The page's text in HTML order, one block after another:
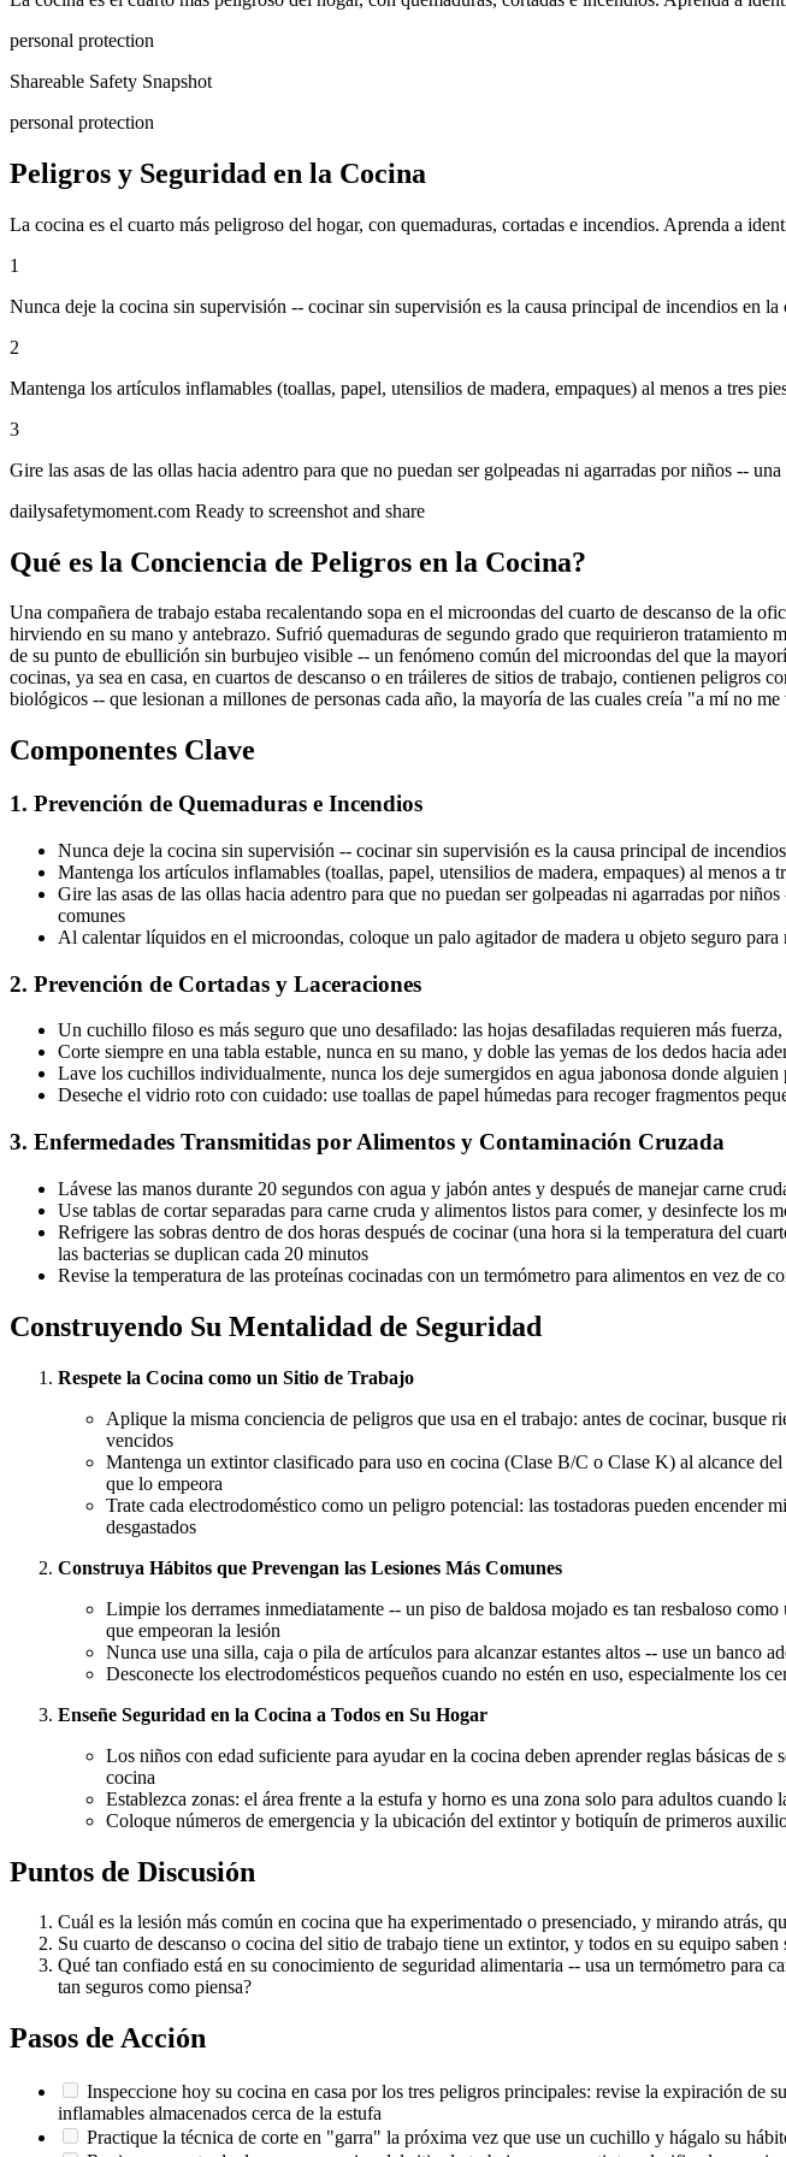
personal protection
Shareable Safety Snapshot
personal protection
Peligros y Seguridad en la Cocina
La cocina es el cuarto más peligroso del hogar, con quemaduras, cortadas e incendios. Aprenda a
1
Nunca deje la cocina sin supervisión -- cocinar sin supervisión es la causa principal de incendios en
2
Mantenga los artículos inflamables (toallas, papel, utensilios de madera, empaques) al menos a tres
3
Gire las asas de las ollas hacia adentro para que no puedan ser golpeadas ni agarradas por niños --
dailysafetymoment.com Ready to screenshot and share
Qué es la Conciencia de Peligros en la Cocina?
Una compañera de trabajo estaba recalentando sopa en el microondas del cuarto de descanso de la
hirviendo en su mano y antebrazo. Sufrió quemaduras de segundo grado que requirieron
de su punto de ebullición sin burbujeo visible -- un fenómeno común del microondas del que la
cocinas, ya sea en casa, en cuartos de descanso o en tráileres de sitios de trabajo, contienen
biológicos -- que lesionan a millones de personas cada año, la mayoría de las cuales creía "a mí no me
Componentes Clave
1. Prevención de Quemaduras e Incendios
Nunca deje la cocina sin supervisión -- cocinar sin supervisión es la causa principal de
Mantenga los artículos inflamables (toallas, papel, utensilios de madera, empaques) al menos a
Gire las asas de las ollas hacia adentro para que no puedan ser golpeadas ni agarradas por
comunes
Al calentar líquidos en el microondas, coloque un palo agitador de madera u objeto seguro
2. Prevención de Cortadas y Laceraciones
Un cuchillo filoso es más seguro que uno desafilado: las hojas desafiladas requieren más
Corte siempre en una tabla estable, nunca en su mano, y doble las yemas de los dedos hacia
Lave los cuchillos individualmente, nunca los deje sumergidos en agua jabonosa donde
Deseche el vidrio roto con cuidado: use toallas de papel húmedas para recoger fragmentos
3. Enfermedades Transmitidas por Alimentos y Contaminación Cruzada
Lávese las manos durante 20 segundos con agua y jabón antes y después de manejar carne
Use tablas de cortar separadas para carne cruda y alimentos listos para comer, y desinfecte los
Refrigere las sobras dentro de dos horas después de cocinar (una hora si la temperatura del
las bacterias se duplican cada 20 minutos
Revise la temperatura de las proteínas cocinadas con un termómetro para alimentos en vez
Construyendo Su Mentalidad de Seguridad
Respete la Cocina como un Sitio de Trabajo
Aplique la misma conciencia de peligros que usa en el trabajo: antes de cocinar, busque
vencidos
Mantenga un extintor clasificado para uso en cocina (Clase B/C o Clase K) al alcance
que lo empeora
Trate cada electrodoméstico como un peligro potencial: las tostadoras pueden encender
desgastados
Construya Hábitos que Prevengan las Lesiones Más Comunes
Limpie los derrames inmediatamente -- un piso de baldosa mojado es tan resbaloso
que empeoran la lesión
Nunca use una silla, caja o pila de artículos para alcanzar estantes altos -- use un banco
Desconecte los electrodomésticos pequeños cuando no estén en uso, especialmente los
Enseñe Seguridad en la Cocina a Todos en Su Hogar
Los niños con edad suficiente para ayudar en la cocina deben aprender reglas básicas
cocina
Establezca zonas: el área frente a la estufa y horno es una zona solo para adultos cuando
Coloque números de emergencia y la ubicación del extintor y botiquín de primeros
Puntos de Discusión
Cuál es la lesión más común en cocina que ha experimentado o presenciado, y mirando atrás,
Su cuarto de descanso o cocina del sitio de trabajo tiene un extintor, y todos en su equipo
Qué tan confiado está en su conocimiento de seguridad alimentaria -- usa un termómetro para
tan seguros como piensa?
Pasos de Acción
Inspeccione hoy su cocina en casa por los tres peligros principales: revise la expiración de
inflamables almacenados cerca de la estufa
Practique la técnica de corte en "garra" la próxima vez que use un cuchillo y hágalo su